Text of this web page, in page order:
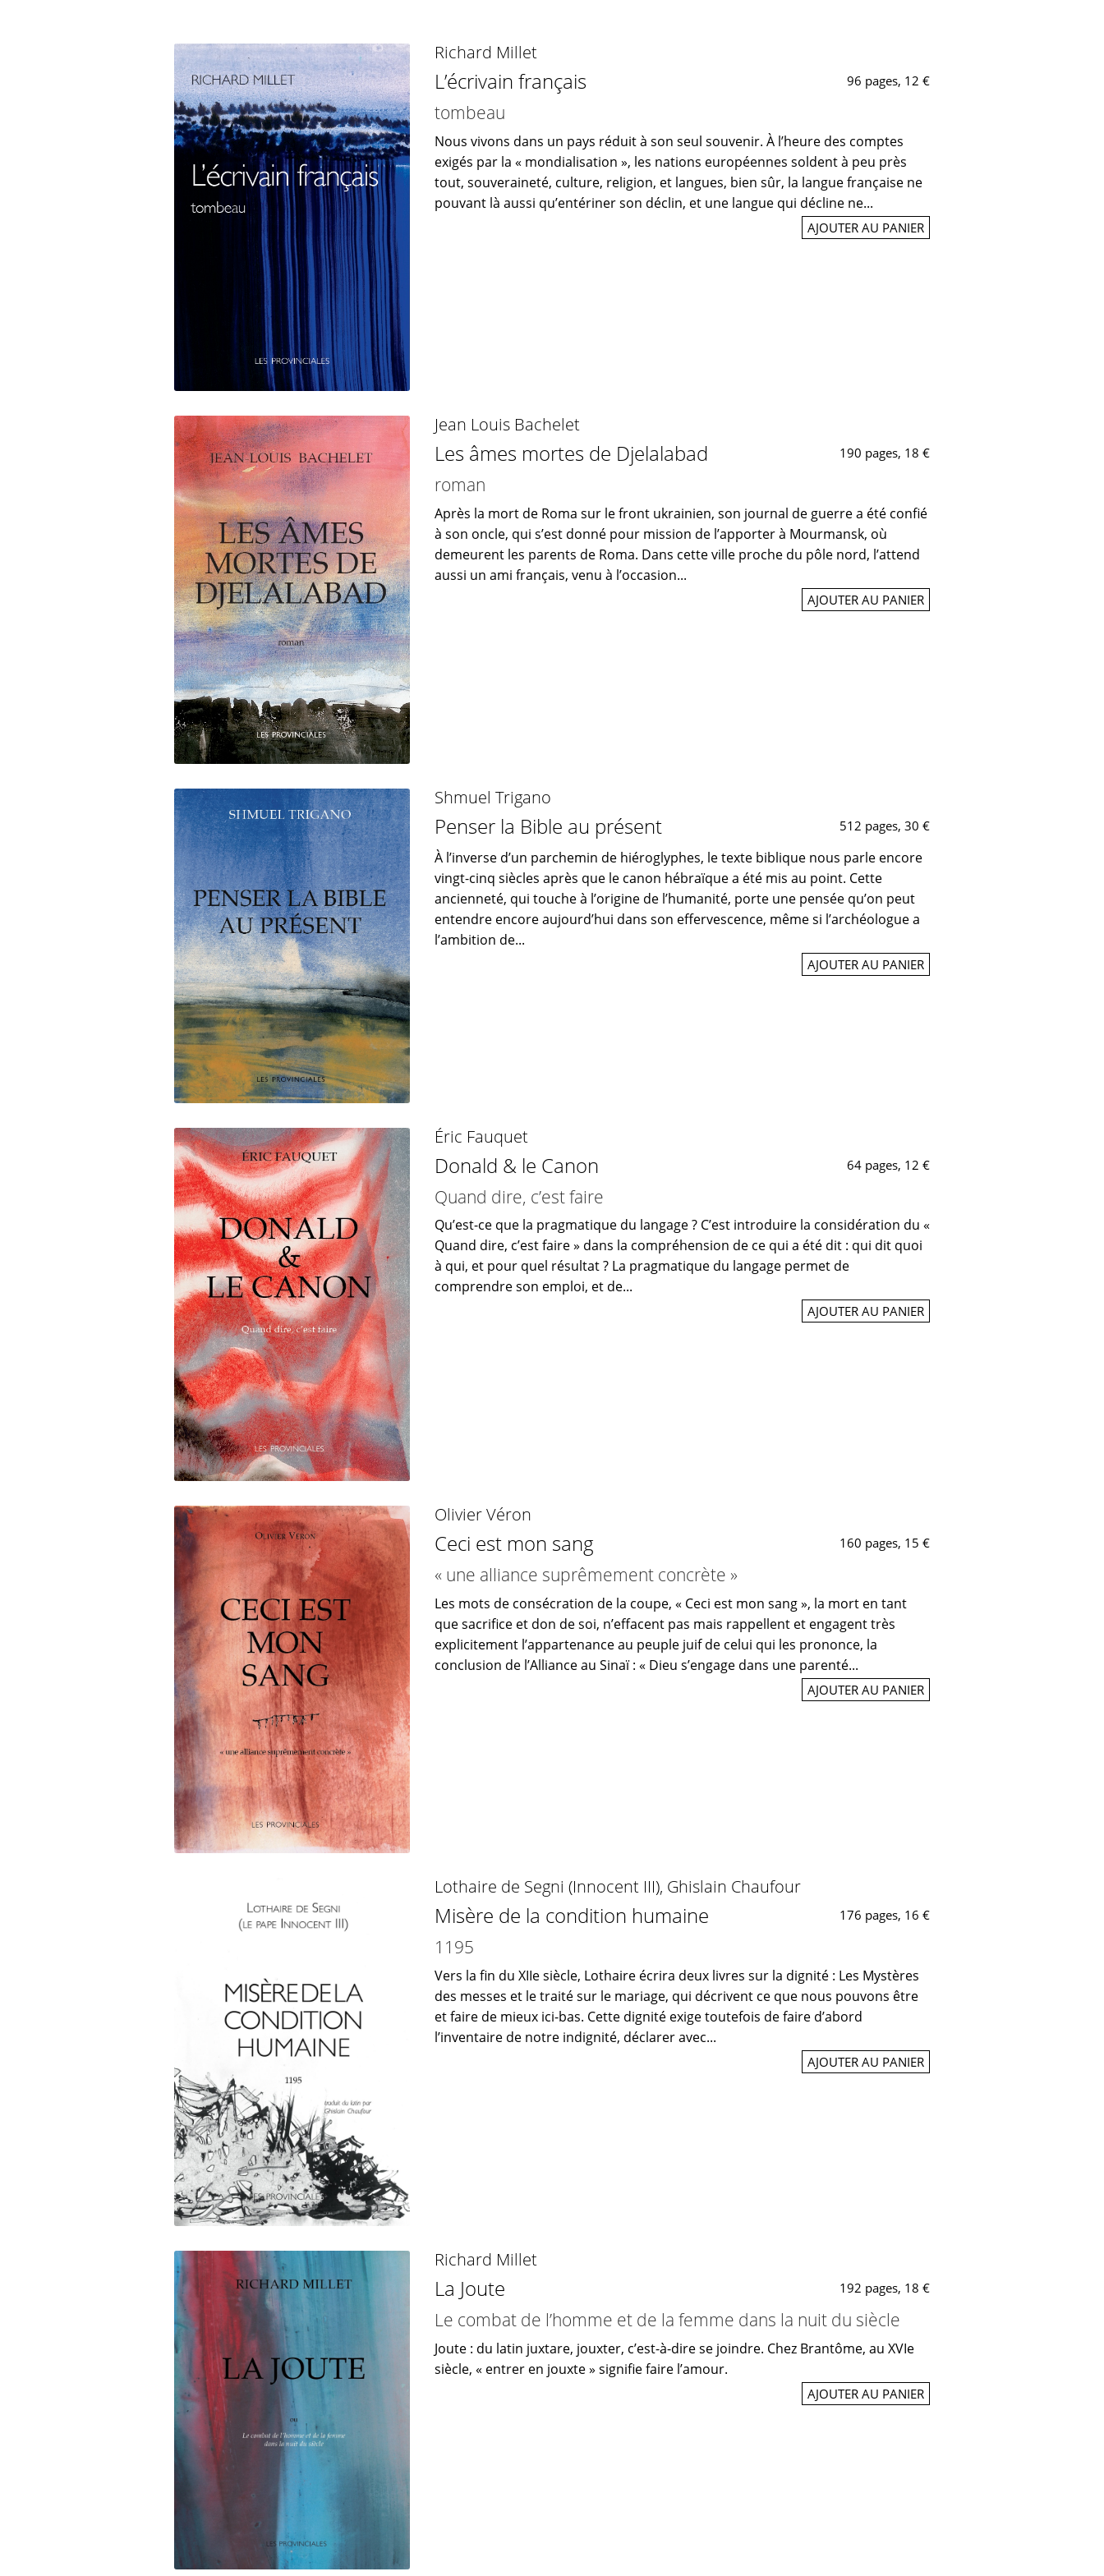
Richard Millet
L’écrivain français 96 pages, 12 €
tombeau
Nous vivons dans un pays réduit à son seul souvenir. À l’heure des comptes
exigés par la « mondialisation », les nations européennes soldent à peu près
tout, souveraineté, culture, religion, et langues, bien sûr, la langue française ne
pouvant là aussi qu’entériner son déclin, et une langue qui décline ne...
AJOUTER AU PANIER
Jean Louis Bachelet
Les âmes mortes de Djelalabad 190 pages, 18 €
roman
Après la mort de Roma sur le front ukrainien, son journal de guerre a été confié
à son oncle, qui s’est donné pour mission de l’apporter à Mourmansk, où
demeurent les parents de Roma. Dans cette ville proche du pôle nord, l’attend
aussi un ami français, venu à l’occasion...
AJOUTER AU PANIER
Shmuel Trigano
Penser la Bible au présent 512 pages, 30 €
À l’inverse d’un parchemin de hiéroglyphes, le texte biblique nous parle encore
vingt-cinq siècles après que le canon hébraïque a été mis au point. Cette
ancienneté, qui touche à l’origine de l’humanité, porte une pensée qu’on peut
entendre encore aujourd’hui dans son effervescence, même si l’archéologue a
l’ambition de...
AJOUTER AU PANIER
Éric Fauquet
Donald & le Canon 64 pages, 12 €
Quand dire, c’est faire
Qu’est-ce que la pragmatique du langage ? C’est introduire la considération du «
Quand dire, c’est faire » dans la compréhension de ce qui a été dit : qui dit quoi
à qui, et pour quel résultat ? La pragmatique du langage permet de
comprendre son emploi, et de...
AJOUTER AU PANIER
Olivier Véron
Ceci est mon sang 160 pages, 15 €
« une alliance suprêmement concrète »
Les mots de consécration de la coupe, « Ceci est mon sang », la mort en tant
que sacrifice et don de soi, n’effacent pas mais rappellent et engagent très
explicitement l’appartenance au peuple juif de celui qui les prononce, la
conclusion de l’Alliance au Sinaï : « Dieu s’engage dans une parenté...
AJOUTER AU PANIER
Lothaire de Segni (Innocent III), Ghislain Chaufour
Misère de la condition humaine 176 pages, 16 €
1195
Vers la fin du XIIe siècle, Lothaire écrira deux livres sur la dignité : Les Mystères
des messes et le traité sur le mariage, qui décrivent ce que nous pouvons être
et faire de mieux ici-bas. Cette dignité exige toutefois de faire d’abord
l’inventaire de notre indignité, déclarer avec...
AJOUTER AU PANIER
Richard Millet
La Joute 192 pages, 18 €
Le combat de l’homme et de la femme dans la nuit du siècle
Joute : du latin juxtare, jouxter, c’est-à-dire se joindre. Chez Brantôme, au XVIe
siècle, « entrer en jouxte » signifie faire l’amour.
AJOUTER AU PANIER